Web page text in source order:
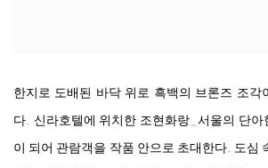
한지로 도배된 바닥 위로 흑백의 브론즈 조각
다. 신라호텔에 위치한 조현화랑_서울의 단아
이 되어 관람객을 작품 안으로 초대한다. 도심